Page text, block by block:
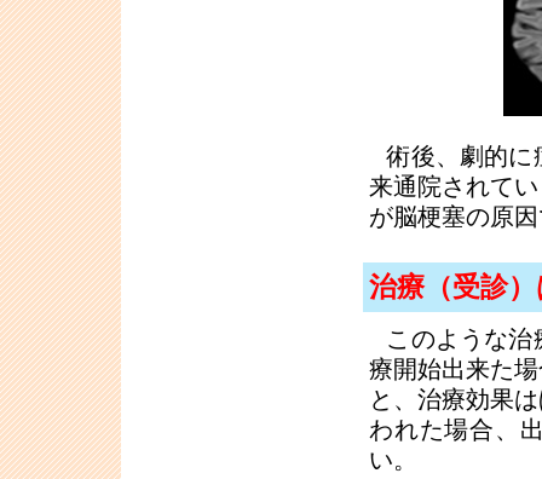
術後、劇的に
来通院されて
が脳梗塞の原
治療（受診
このような
療開始出来た
と、治療効果
われた場合、
い。